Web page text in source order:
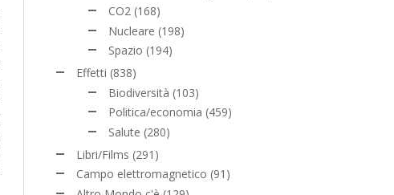
CO2 (168)
Nucleare (198)
Spazio (194)
Effetti (838)
Biodiversità (103)
Politica/economia (459)
Salute (280)
Libri/Films (291)
Campo elettromagnetico (91)